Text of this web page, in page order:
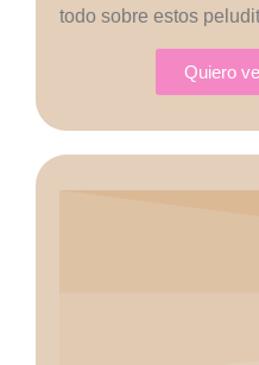
todo sobre estos
Quiero